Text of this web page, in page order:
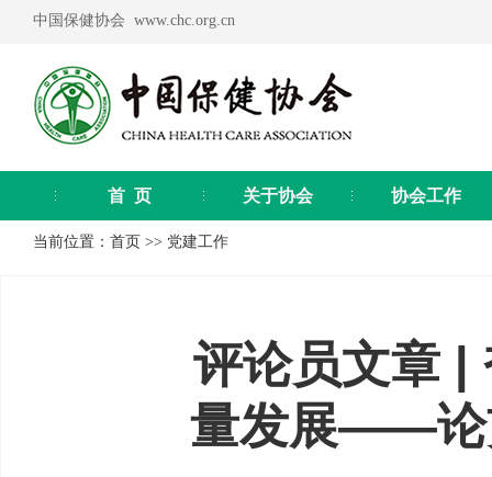
中国保健协会 www.chc.org.cn
首 页 关于协会 协会工作
当前位置： 首页 >> 党建工作
评论员文章 |
量发展——论